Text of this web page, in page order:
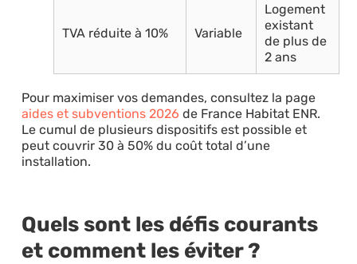
TVA réduite à 10% Variable
Logement
existant
de plus de
2 ans
Pour maximiser vos demandes, consultez la page
aides et subventions 2026 de France Habitat ENR.
Le cumul de plusieurs dispositifs est possible et
peut couvrir 30 à 50% du coût total d’une
installation.
Quels sont les défis courants
et comment les éviter ?